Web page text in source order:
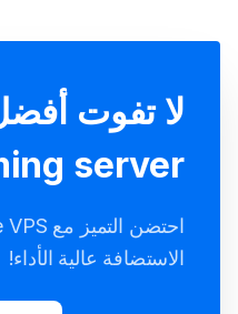
server.
الاستضافة عالية الأداء!